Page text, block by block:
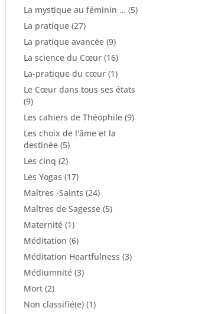
La mystique au féminin … (5)
La pratique (27)
La pratique avancée (9)
La science du Cœur (16)
La-pratique du cœur (1)
Le Cœur dans tous ses états
(9)
Les cahiers de Théophile (9)
Les choix de l'âme et la
destinée (5)
Les cinq (2)
Les Yogas (17)
Maîtres -Saints (24)
Maîtres de Sagesse (5)
Maternité (1)
Méditation (6)
Méditation Heartfulness (3)
Médiumnité (3)
Mort (2)
Non classifié(e) (1)